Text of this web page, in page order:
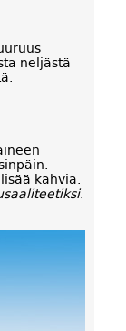
neljästä
kahvia.
.